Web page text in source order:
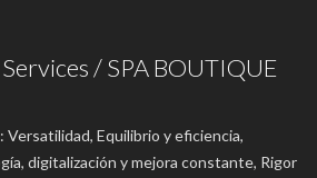
/ SPA BOUTIQUE
Equilibrio y eficiencia,
digitalización y mejora constante, Rigor